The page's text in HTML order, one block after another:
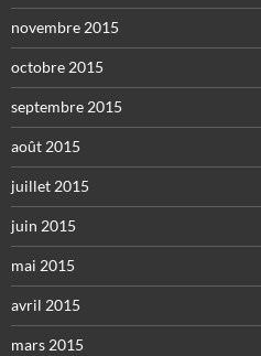
novembre 2015
octobre 2015
septembre 2015
août 2015
juillet 2015
juin 2015
mai 2015
avril 2015
mars 2015